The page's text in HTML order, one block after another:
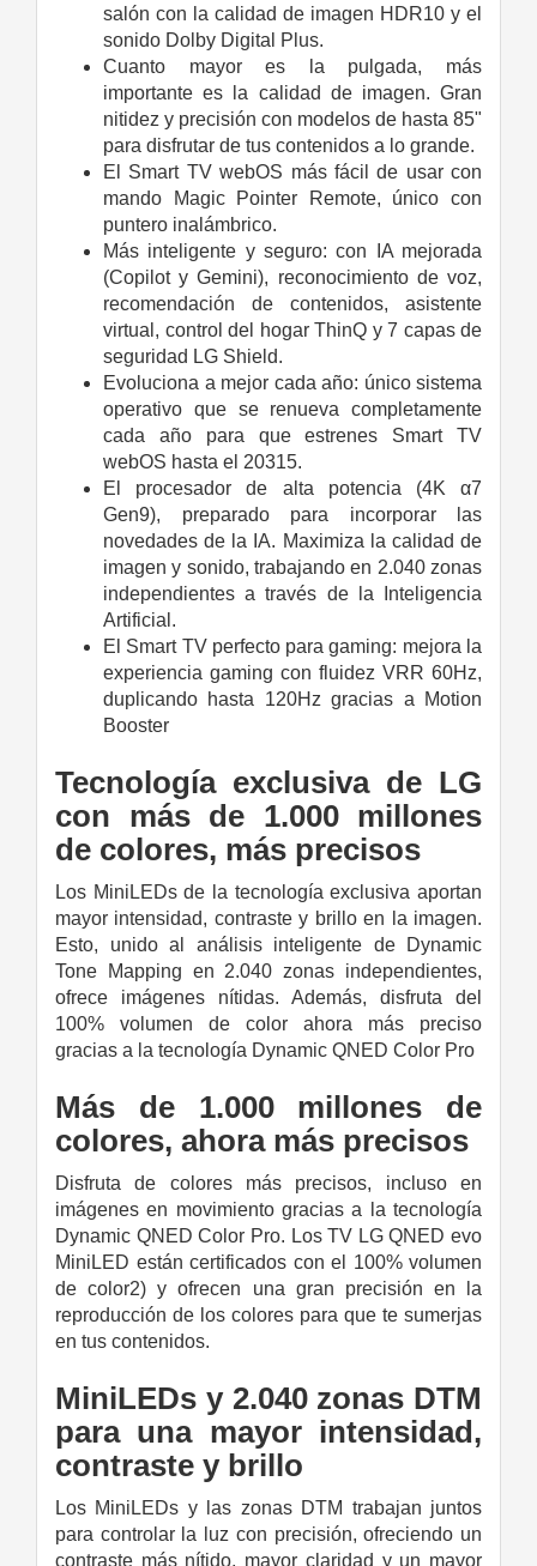
salón con la calidad de imagen HDR10 y el
sonido Dolby Digital Plus.
Cuanto mayor es la pulgada, más
importante es la calidad de imagen. Gran
nitidez y precisión con modelos de hasta 85"
para disfrutar de tus contenidos a lo grande.
El Smart TV webOS más fácil de usar con
mando Magic Pointer Remote, único con
puntero inalámbrico.
Más inteligente y seguro: con IA mejorada
(Copilot y Gemini), reconocimiento de voz,
recomendación de contenidos, asistente
virtual, control del hogar ThinQ y 7 capas de
seguridad LG Shield.
Evoluciona a mejor cada año: único sistema
operativo que se renueva completamente
cada año para que estrenes Smart TV
webOS hasta el 20315.
El procesador de alta potencia (4K α7
Gen9), preparado para incorporar las
novedades de la IA. Maximiza la calidad de
imagen y sonido, trabajando en 2.040 zonas
independientes a través de la Inteligencia
Artificial.
El Smart TV perfecto para gaming: mejora la
experiencia gaming con fluidez VRR 60Hz,
duplicando hasta 120Hz gracias a Motion
Booster
Tecnología exclusiva de LG
con más de 1.000 millones
de colores, más precisos
Los MiniLEDs de la tecnología exclusiva aportan
mayor intensidad, contraste y brillo en la imagen.
Esto, unido al análisis inteligente de Dynamic
Tone Mapping en 2.040 zonas independientes,
ofrece imágenes nítidas. Además, disfruta del
100% volumen de color ahora más preciso
gracias a la tecnología Dynamic QNED Color Pro
Más de 1.000 millones de
colores, ahora más precisos
Disfruta de colores más precisos, incluso en
imágenes en movimiento gracias a la tecnología
Dynamic QNED Color Pro. Los TV LG QNED evo
MiniLED están certificados con el 100% volumen
de color2) y ofrecen una gran precisión en la
reproducción de los colores para que te sumerjas
en tus contenidos.
MiniLEDs y 2.040 zonas DTM
para una mayor intensidad,
contraste y brillo
Los MiniLEDs y las zonas DTM trabajan juntos
para controlar la luz con precisión, ofreciendo un
contraste más nítido, mayor claridad y un mayor